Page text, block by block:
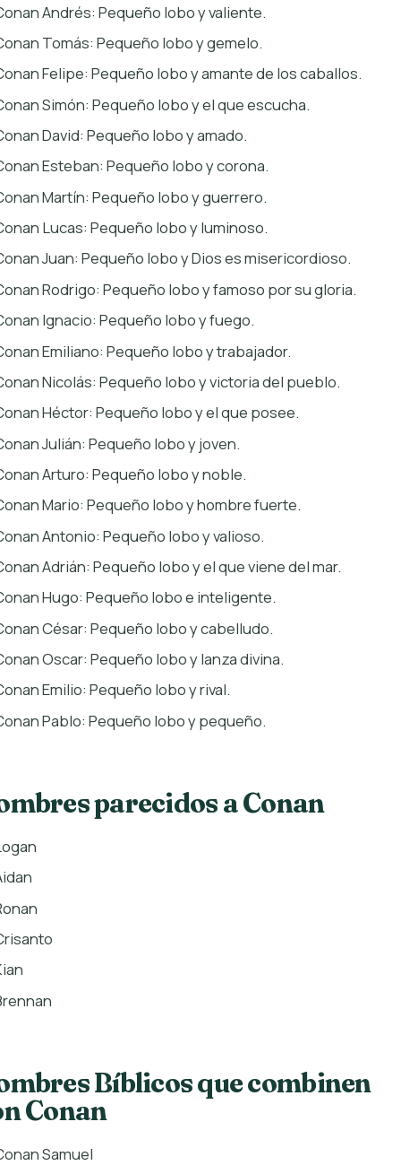
Andrés: Pequeño lobo y valiente.
Tomás: Pequeño lobo y gemelo.
Felipe: Pequeño lobo y amante de los caballos.
Simón: Pequeño lobo y el que escucha.
David: Pequeño lobo y amado.
Esteban: Pequeño lobo y corona.
Martín: Pequeño lobo y guerrero.
Lucas: Pequeño lobo y luminoso.
Juan: Pequeño lobo y Dios es misericordioso.
Rodrigo: Pequeño lobo y famoso por su gloria.
Ignacio: Pequeño lobo y fuego.
Emiliano: Pequeño lobo y trabajador.
Nicolás: Pequeño lobo y victoria del pueblo.
Héctor: Pequeño lobo y el que posee.
Julián: Pequeño lobo y joven.
Arturo: Pequeño lobo y noble.
Mario: Pequeño lobo y hombre fuerte.
Antonio: Pequeño lobo y valioso.
Adrián: Pequeño lobo y el que viene del mar.
Hugo: Pequeño lobo e inteligente.
César: Pequeño lobo y cabelludo.
Oscar: Pequeño lobo y lanza divina.
Emilio: Pequeño lobo y rival.
Pablo: Pequeño lobo y pequeño.
parecidos a Conan
Bíblicos que combinen
Conan
Samuel